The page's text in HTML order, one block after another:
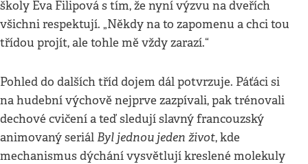
školy Eva Filipová s tím, že nyní výzvu na dveřích
všichni respektují. „Někdy na to zapomenu a chci tou
třídou projít, ale tohle mě vždy zarazí.“
Pohled do dalších tříd dojem dál potvrzuje. Páťáci si
na hudební výchově nejprve zazpívali, pak trénovali
dechové cvičení a teď sledují slavný francouzský
animovaný seriálByl jednou jeden život, kde
mechanismus dýchání vysvětlují kreslené molekuly